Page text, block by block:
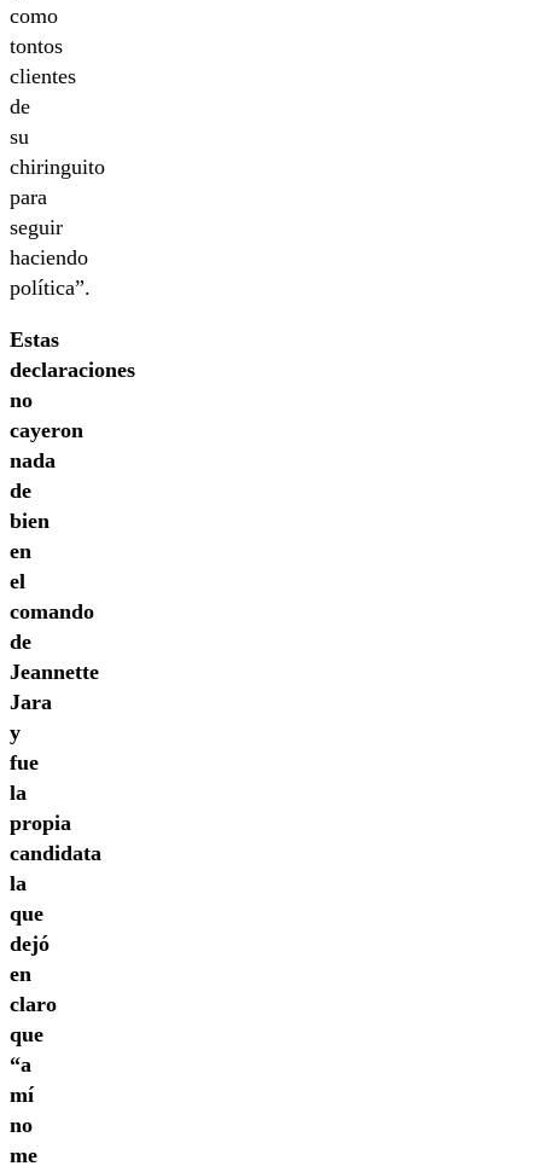
como
tontos
clientes
de
su
chiringuito
para
seguir
haciendo
política”.
Estas
declaraciones
no
cayeron
nada
de
bien
en
el
comando
de
Jeannette
Jara
y
fue
la
propia
candidata
la
que
dejó
en
claro
que
“a
mí
no
me